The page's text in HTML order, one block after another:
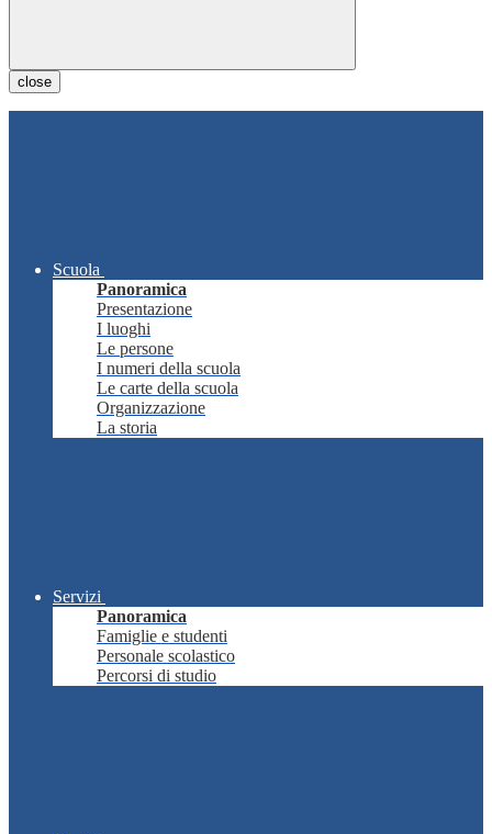
close
Scuola
Panoramica
Presentazione
I luoghi
Le persone
I numeri della scuola
Le carte della scuola
Organizzazione
La storia
Servizi
Panoramica
Famiglie e studenti
Personale scolastico
Percorsi di studio